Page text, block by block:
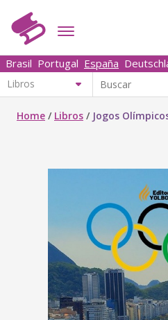
Brasil Portugal España
Home / Libros / Jogos